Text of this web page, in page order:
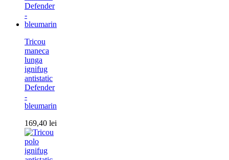
Tricou
maneca
lunga
ignifug
antistatic
Defender
-
bleumarin
169,40 lei